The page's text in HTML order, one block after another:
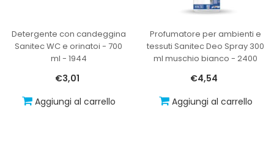
Detergente con candeggina
Sanitec WC e orinatoi - 700
ml - 1944
€3,01
Aggiungi al carrello
Profumatore per ambienti e
tessuti Sanitec Deo Spray 300
ml muschio bianco - 2400
€4,54
Aggiungi al carrello